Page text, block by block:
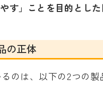
す」ことを目的とした
の正体
のは、以下の2つの